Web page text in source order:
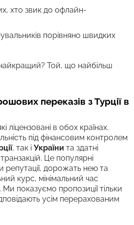
хто звик до офлайн-
порівняно швидких
найкращий? Той, що найбільш
переказів з Турції в
ліцензовані в обох країнах.
під фінансовим контролем
, так і України та здатні
Це популярні
репутації, дорожать нею та
курс, мінімальний час
Ми показуємо пропозиції тільки
усім перерахованим